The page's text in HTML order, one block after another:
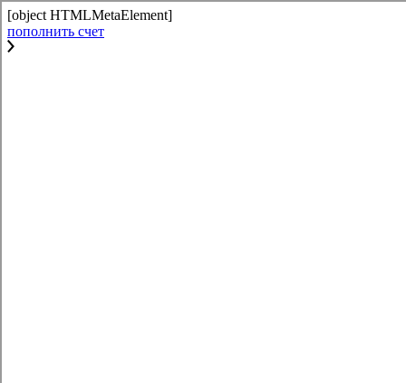
[object HTMLMetaElement]
пополнить счет